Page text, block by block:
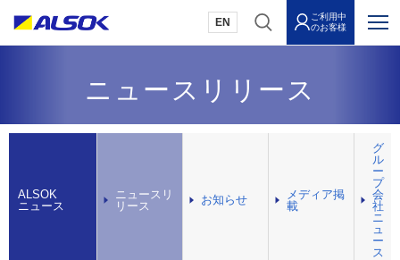
EN
ご利用中
のお客様
ニュースリリース
ALSOK
ニュース
ニュースリ
リース
お知らせ
メディア掲
載
グ
ル
ー
プ
会
社
ニ
ュ
ー
ス